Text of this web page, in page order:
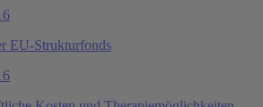
EU-Strukturfonds